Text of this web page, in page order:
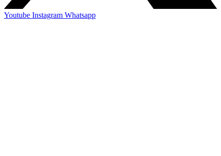
Youtube Instagram Whatsapp